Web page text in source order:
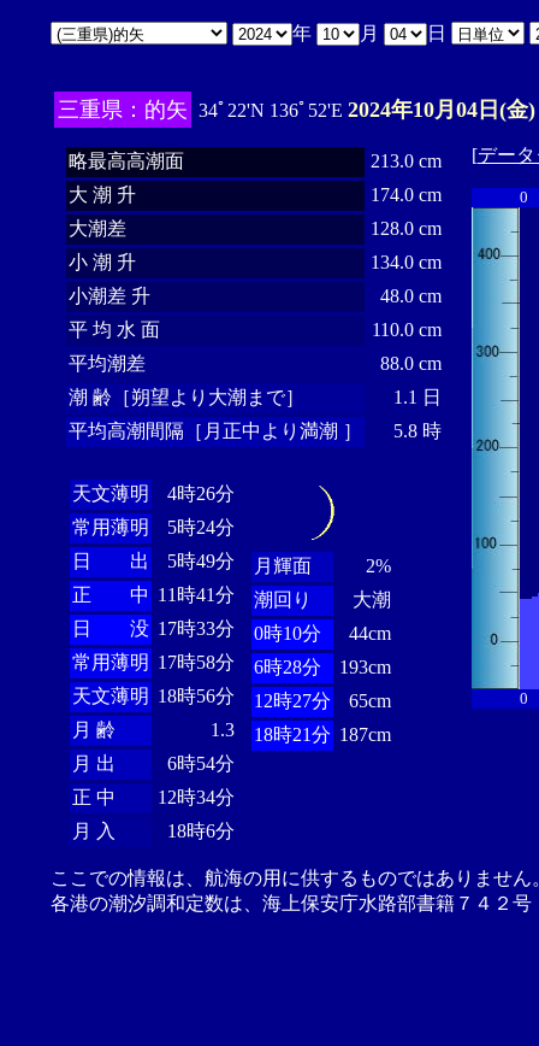
年 月 日
三重県：的矢 34ﾟ22'N 136ﾟ52'E 2024年10月04日(金)
略最高高潮面
213.0 cm
大 潮 升
174.0 cm
大潮差
128.0 cm
小 潮 升
134.0 cm
小潮差 升
48.0 cm
平 均 水 面
110.0 cm
平均潮差
88.0 cm
潮 齢［朔望より大潮まで］
1.1 日
平均高潮間隔［月正中より満潮 ］
5.8 時
天文薄明
4時26分
常用薄明
5時24分
日 出
5時49分
正 中 11時41分
日 没 17時33分
常用薄明 17時58分
天文薄明 18時56分
月 齢
1.3
月 出
6時54分
正 中
12時34分
月 入
18時6分
月輝面
2%
潮回り
大潮
0時10分
44cm
6時28分
193cm
12時27分
65cm
18時21分 187cm
[デー
0
0
ここでの情報は、航海の用に供するものではありませ
各港の潮汐調和定数は、海上保安庁水路部書籍７４２